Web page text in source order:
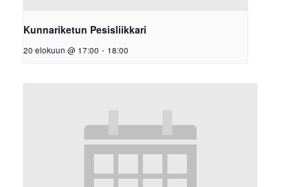
Kunnariketun Pesisliikkari
20 elokuun @ 17:00 - 18:00